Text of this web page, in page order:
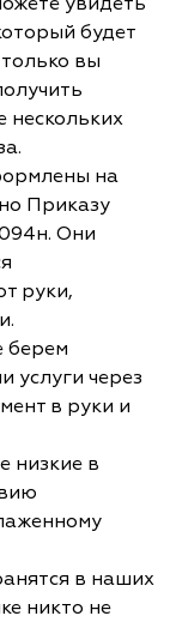
будет
вы
нескольких
на
Приказу
Они
руки,
берем
услуги через
в руки и
низкие в
в наших
никто не